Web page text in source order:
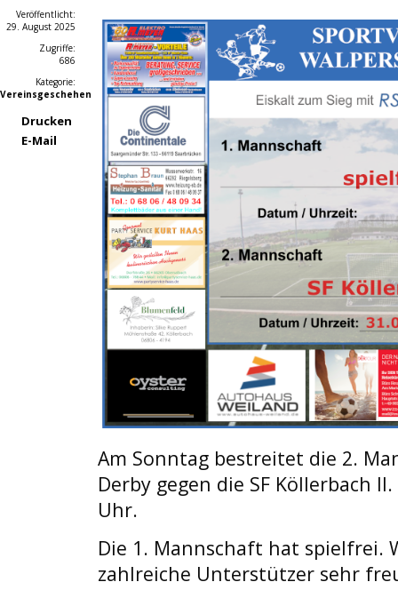
Veröffentlicht:
29. August 2025
Zugriffe:
686
Kategorie:
Vereinsgeschehen
Drucken
E-Mail
Am Sonntag bestreitet die 2.
Derby gegen die SF Köllerbach
Uhr.
Die 1. Mannschaft hat spielfrei.
zahlreiche Unterstützer sehr